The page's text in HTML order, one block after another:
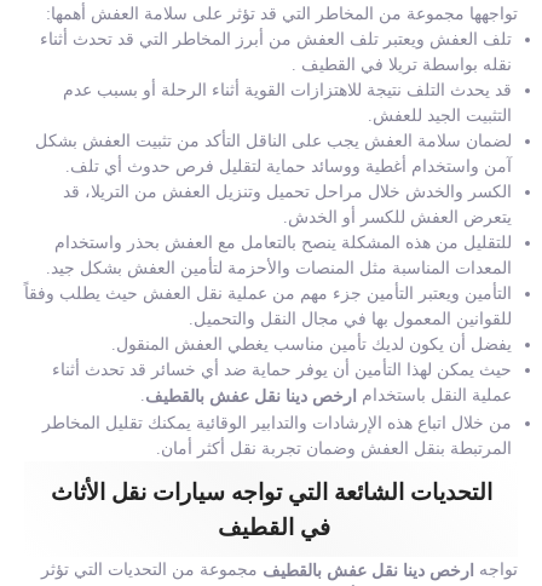
تواجهها مجموعة من المخاطر التي قد تؤثر على سلامة العفش أهمها:
تلف العفش ويعتبر تلف العفش من أبرز المخاطر التي قد تحدث أثناء
نقله بواسطة تريلا في القطيف .
قد يحدث التلف نتيجة للاهتزازات القوية أثناء الرحلة أو بسبب عدم
التثبيت الجيد للعفش.
لضمان سلامة العفش يجب على الناقل التأكد من تثبيت العفش بشكل
آمن واستخدام أغطية ووسائد حماية لتقليل فرص حدوث أي تلف.
الكسر والخدش خلال مراحل تحميل وتنزيل العفش من التريلا، قد
يتعرض العفش للكسر أو الخدش.
للتقليل من هذه المشكلة ينصح بالتعامل مع العفش بحذر واستخدام
المعدات المناسبة مثل المنصات والأحزمة لتأمين العفش بشكل جيد.
التأمين ويعتبر التأمين جزء مهم من عملية نقل العفش حيث يطلب وفقاً
للقوانين المعمول بها في مجال النقل والتحميل.
يفضل أن يكون لديك تأمين مناسب يغطي العفش المنقول.
حيث يمكن لهذا التأمين أن يوفر حماية ضد أي خسائر قد تحدث أثناء
عملية النقل باستخدام ارخص دينا نقل عفش بالقطيف.
من خلال اتباع هذه الإرشادات والتدابير الوقائية يمكنك تقليل المخاطر
المرتبطة بنقل العفش وضمان تجربة نقل أكثر أمان.
التحديات الشائعة التي تواجه سيارات نقل الأثاث
في القطيف
تواجه ارخص دينا نقل عفش بالقطيف مجموعة من التحديات التي تؤثر